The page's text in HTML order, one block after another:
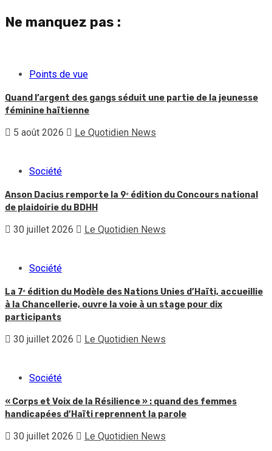
Ne manquez pas :
Points de vue
Quand l’argent des gangs séduit une partie de la jeunesse
féminine haïtienne
5 août 2026 Le Quotidien News
Société
Anson Dacius remporte la 9ᵉ édition du Concours national
de plaidoirie du BDHH
30 juillet 2026 Le Quotidien News
Société
La 7ᵉ édition du Modèle des Nations Unies d’Haïti, accueillie
à la Chancellerie, ouvre la voie à un stage pour dix
participants
30 juillet 2026 Le Quotidien News
Société
« Corps et Voix de la Résilience » : quand des femmes
handicapées d’Haïti reprennent la parole
30 juillet 2026 Le Quotidien News